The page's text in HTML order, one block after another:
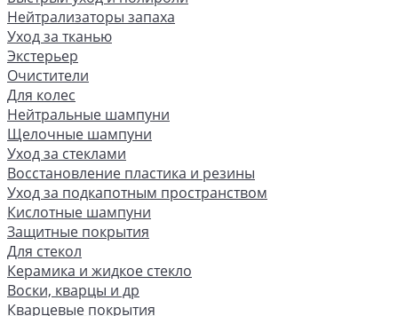
Нейтрализаторы запаха
Уход за тканью
Экстерьер
Очистители
Для колес
Нейтральные шампуни
Щелочные шампуни
Уход за стеклами
Восстановление пластика и резины
Уход за подкапотным пространством
Кислотные шампуни
Защитные покрытия
Для стекол
Керамика и жидкое стекло
Воски, кварцы и др
Кварцевые покрытия